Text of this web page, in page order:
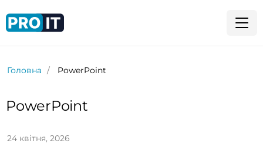
Головна PowerPoint
PowerPoint
24 квітня, 2026